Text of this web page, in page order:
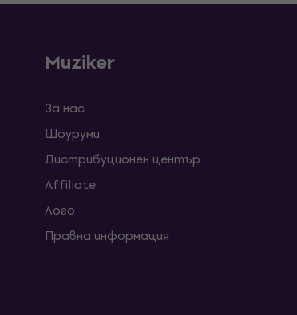
Muziker
За нас
Шоуруми
Дистрибуционен център
Affiliate
Лого
Правна информация